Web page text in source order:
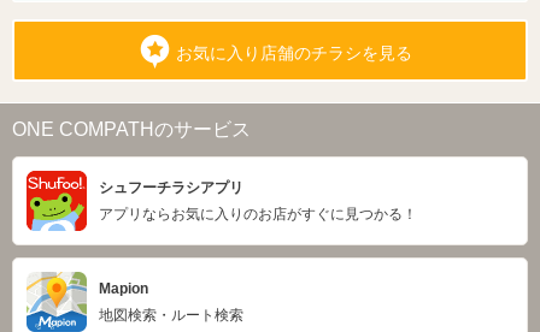
お気に入り店舗のチラシを見る
ONE COMPATHのサービス
シュフーチラシアプリ
アプリならお気に入りのお店がすぐに見つかる！
Mapion
地図検索・ルート検索